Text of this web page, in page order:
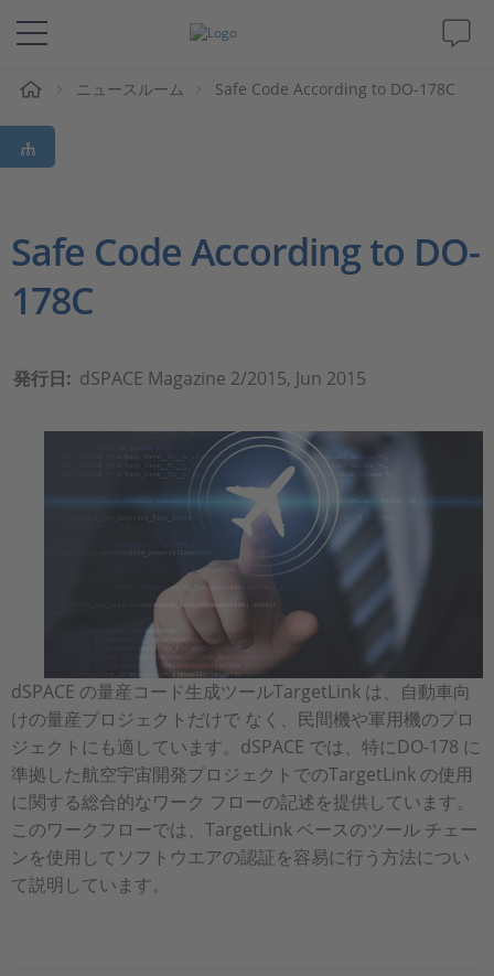
ソリューションと製品
サポート
Magazine
ニュースルーム Safe Code According to DO-178C
Safe Code According to DO-
178C
発行日: dSPACE Magazine 2/2015, Jun 2015
dSPACE の量産コード生成ツールTargetLink は、自動車向
けの量産プロジェクトだけで なく、民間機や軍用機のプロ
ジェクトにも適しています。dSPACE では、特にDO-178 に
準拠した航空宇宙開発プロジェクトでのTargetLink の使用
に関する総合的なワーク フローの記述を提供しています。
このワークフローでは、TargetLink ベースのツール チェー
ンを使用してソフトウエアの認証を容易に行う方法につい
て説明しています。